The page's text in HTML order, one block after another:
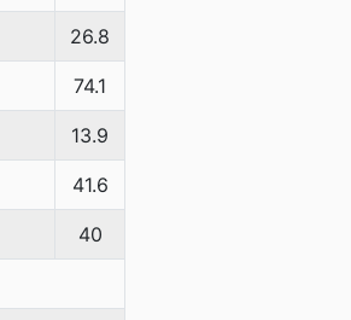
26.8
74.1
13.9
41.6
40